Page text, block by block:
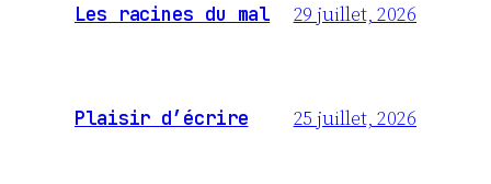
Les racines du mal 29 juillet, 2026
Plaisir d’écrire 25 juillet, 2026